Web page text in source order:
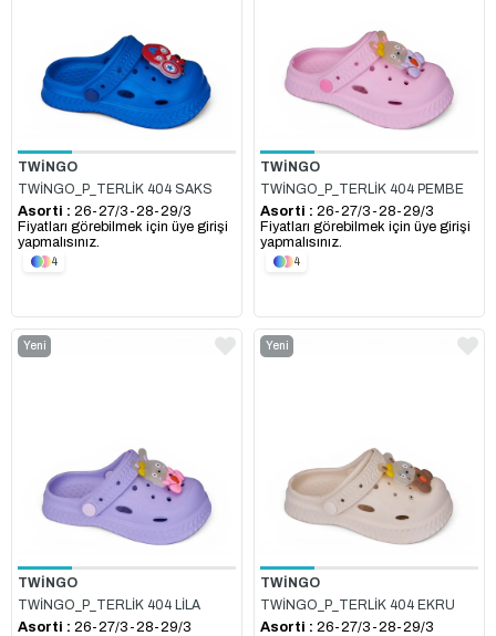
TWİNGO
TWİNGO_P_TERLİK 404 SAKS
Asorti : 26-27/3-28-29/3
Fiyatları görebilmek için üye girişi
yapmalısınız.
4
TWİNGO
TWİNGO_P_TERLİK 404 PEMBE
Asorti : 26-27/3-28-29/3
Fiyatları görebilmek için üye girişi
yapmalısınız.
4
TWİNGO
TWİNGO_P_TERLİK 404 LİLA
Yeni
Asorti : 26-27/3-28-29/3
TWİNGO
TWİNGO_P_TERLİK 404 EKRU
Yeni
Asorti : 26-27/3-28-29/3